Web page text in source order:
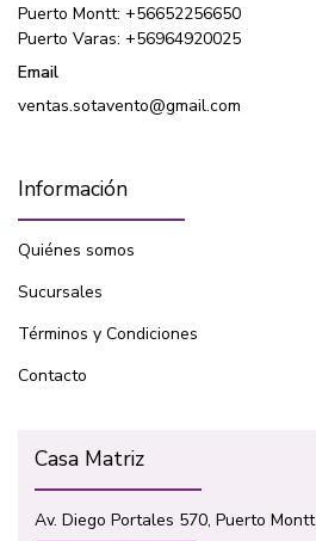
Puerto Montt: +56652256650
Puerto Varas: +56964920025
Email
ventas.sotavento@gmail.com
Información
Quiénes somos
Sucursales
Términos y Condiciones
Contacto
Casa Matriz
Av. Diego Portales 570, Puerto Montt